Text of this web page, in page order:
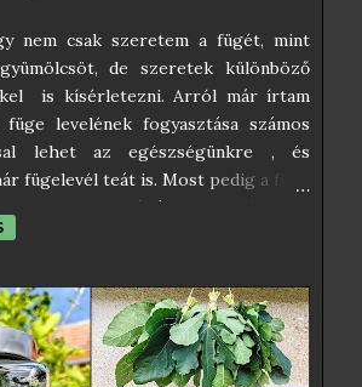
nem csak szeretem a fügét, mint
de szeretek különböző
is kísérletezni. Arról már írtam
levelének fogyasztása számos
lehet az egészségünkre , és
fügelevél teát is. Most pedig a füge
szörpöt próbáltam ki, és úgy
is be kell, hogy mutassam. Az
közül némelyikben egészen
is vannak, amelyektől éppen
egészséges nem lesz. Én az
hiszek, és abban, hogy a befőzés